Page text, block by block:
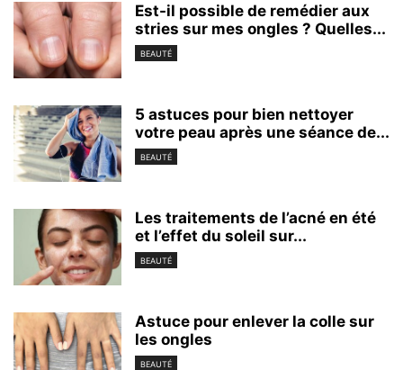
Est-il possible de remédier aux
stries sur mes ongles ? Quelles...
BEAUTÉ
5 astuces pour bien nettoyer
votre peau après une séance de...
BEAUTÉ
Les traitements de l’acné en été
et l’effet du soleil sur...
BEAUTÉ
Astuce pour enlever la colle sur
les ongles
BEAUTÉ